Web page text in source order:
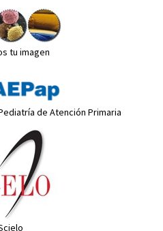
tu imagen
de Atención Primaria